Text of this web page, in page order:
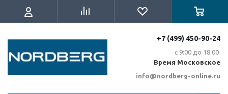
+7 (499) 450-90-24
с 9:00 до 18:00
Время Московское
info@nordberg-online.ru